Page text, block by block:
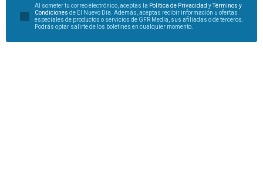
Al someter tu correo electrónico, aceptas la Política de Privacidad yTérminos y
Condiciones de El Nuevo Día. Además, aceptas recibir información u ofertas
especiales de productos o servicios de GFR Media, sus afiliadas o de terceros.
Podrás optar salirte de los boletines en cualquier momento.